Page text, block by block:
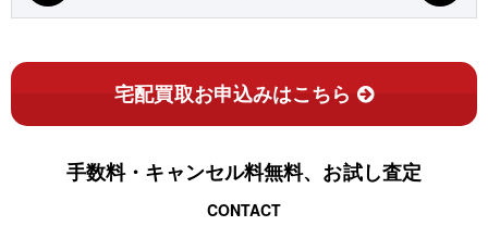
宅配買取お申込みはこちら
手数料・キャンセル料無料、お試し査定
CONTACT